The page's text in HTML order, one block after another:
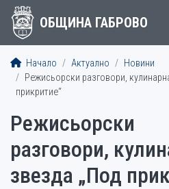
ОБЩИНА ГАБРОВО
Начало Актуално
Новини
Режисьорски разговори,
прикритие“
Режисьорски
разговори,
звезда „Под